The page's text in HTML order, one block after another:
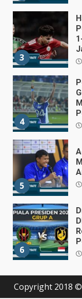
4
5
6
7
Copyright 2018